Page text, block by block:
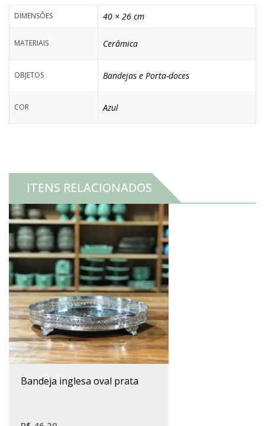
DIMENSÕES 40 × 26 cm
MATERIAIS Cerâmica
OBJETOS Bandejas e Porta-doces
COR Azul
ITENS RELACIONADOS
bandeja inglesa oval prata